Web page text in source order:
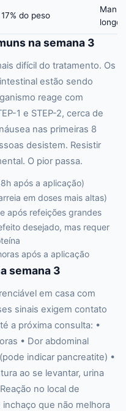
do peso
longo
na semana 3
difícil do tratamento. Os
estão sendo
reage com
1 e STEP-2, cerca de
nas primeiras 8
desistem. Resistir
O pior passa.
após a aplicação)
em doses mais altas)
após refeições grandes
desejado, mas requer
após a aplicação
semana 3
em casa com
sinais exigem contato
a próxima consulta: •
• Dor abdominal
indicar pancreatite) •
ao se levantar, urina
no local de
que não melhora